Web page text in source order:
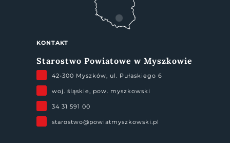
KONTAKT
Starostwo Powiatowe w Myszkowie
42-300 Myszków, ul. Pułaskiego 6
woj. śląskie, pow. myszkowski
34 31 591 00
starostwo@powiatmyszkowski.pl